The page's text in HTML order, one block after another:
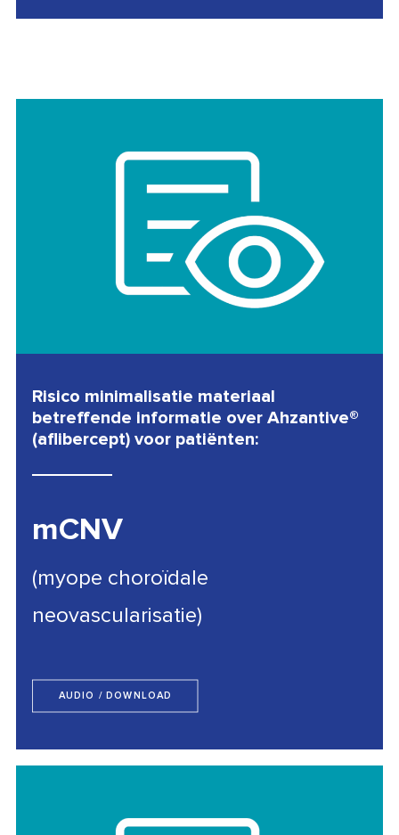
Risico minimalisatie materiaal
betreffende informatie over Ahzantive®
(aflibercept) voor patiënten:
mCNV
(myope choroïdale
neovascularisatie)
AUDIO / DOWNLOAD